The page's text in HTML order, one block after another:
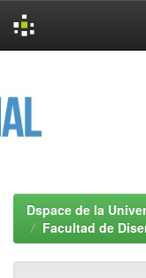
Dspace de la
Facultad de